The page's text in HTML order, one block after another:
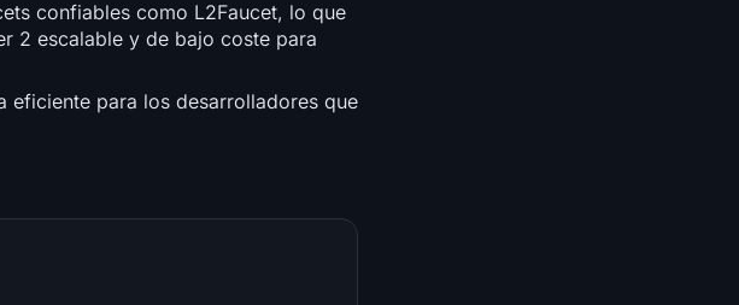
confiables como L2Faucet, lo que
2 escalable y de bajo coste para
eficiente para los desarrolladores que